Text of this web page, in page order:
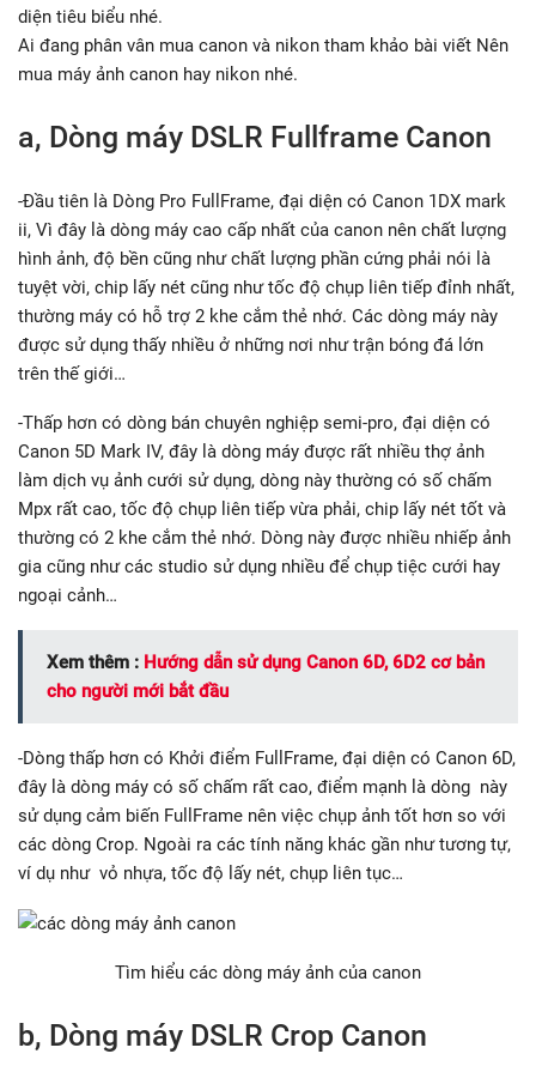
diện tiêu biểu nhé.
Ai đang phân vân mua canon và nikon tham khảo bài viết Nên
mua máy ảnh canon hay nikon nhé.
a, Dòng máy DSLR Fullframe Canon
-Đầu tiên là Dòng Pro FullFrame, đại diện có Canon 1DX mark
ii, Vì đây là dòng máy cao cấp nhất của canon nên chất lượng
hình ảnh, độ bền cũng như chất lượng phần cứng phải nói là
tuyệt vời, chip lấy nét cũng như tốc độ chụp liên tiếp đỉnh nhất,
thường máy có hỗ trợ 2 khe cắm thẻ nhớ. Các dòng máy này
được sử dụng thấy nhiều ở những nơi như trận bóng đá lớn
trên thế giới…
-Thấp hơn có dòng bán chuyên nghiệp semi-pro, đại diện có
Canon 5D Mark IV, đây là dòng máy được rất nhiều thợ ảnh
làm dịch vụ ảnh cưới sử dụng, dòng này thường có số chấm
Mpx rất cao, tốc độ chụp liên tiếp vừa phải, chip lấy nét tốt và
thường có 2 khe cắm thẻ nhớ. Dòng này được nhiều nhiếp ảnh
gia cũng như các studio sử dụng nhiều để chụp tiệc cưới hay
ngoại cảnh…
Xem thêm : Hướng dẫn sử dụng Canon 6D, 6D2 cơ bản
cho người mới bắt đầu
-Dòng thấp hơn có Khởi điểm FullFrame, đại diện có Canon 6D,
đây là dòng máy có số chấm rất cao, điểm mạnh là dòng này
sử dụng cảm biến FullFrame nên việc chụp ảnh tốt hơn so với
các dòng Crop. Ngoài ra các tính năng khác gần như tương tự,
ví dụ như vỏ nhựa, tốc độ lấy nét, chụp liên tục…
Tìm hiểu các dòng máy ảnh của canon
b, Dòng máy DSLR Crop Canon